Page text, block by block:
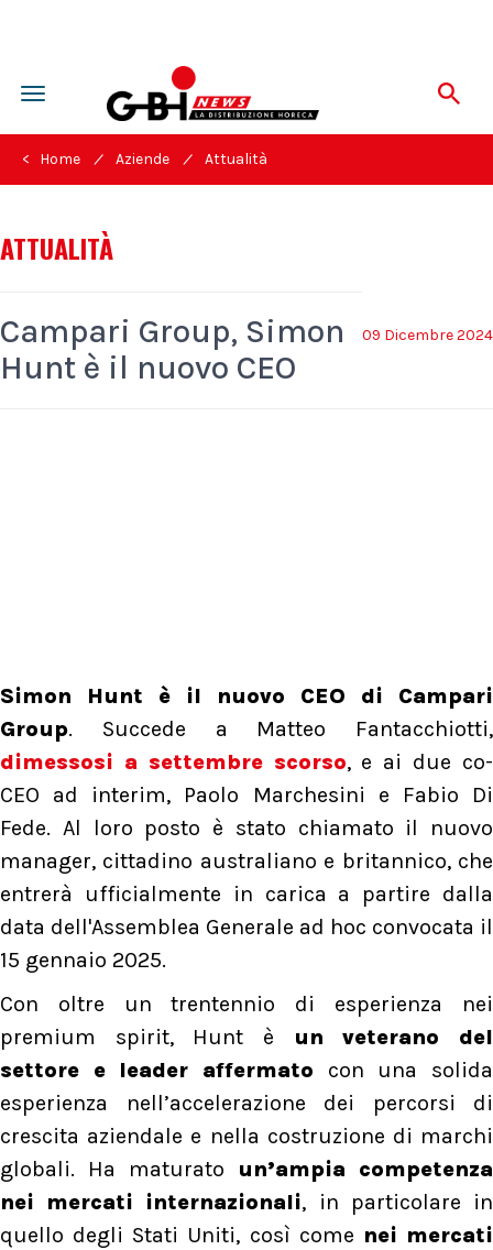
Toggle
navigation
< Home / Aziende / Attualità
ATTUALITÀ
09 Dicembre 2024
Campari Group, Simon
Hunt è il nuovo CEO
Simon Hunt è il nuovo CEO di Campari
Group. Succede a Matteo Fantacchiotti,
dimessosi a settembre scorso, e ai due co-
CEO ad interim, Paolo Marchesini e Fabio Di
Fede. Al loro posto è stato chiamato il nuovo
manager, cittadino australiano e britannico, che
entrerà ufficialmente in carica a partire dalla
data dell'Assemblea Generale ad hoc convocata il
15 gennaio 2025.
Con oltre un trentennio di esperienza nei
premium spirit, Hunt è
un veterano del
settore e leader affermato con una solida
esperienza nell’accelerazione dei percorsi di
crescita aziendale e nella costruzione di marchi
globali. Ha maturato un’ampia competenza
nei mercati internazionali, in particolare in
quello degli Stati Uniti, così come nei mercati